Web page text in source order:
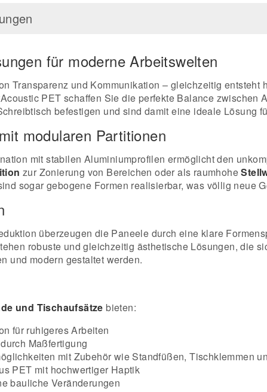
für moderne Arbeitswelten
Transparenz und Kommunikation – gleichzeitig
PET schaffen Sie die perfekte Balance
befestigen und sind damit eine ideale Lösung
modularen Partitionen
mit stabilen Aluminiumprofilen ermöglicht den
zur Zonierung von Bereichen oder als raumhohe
sogar gebogene Formen realisierbar, was völlig neue
überzeugen die Paneele durch eine klare
robuste und gleichzeitig ästhetische Lösungen, die
und modern gestaltet werden.
und Tischaufsätze bieten:
für ruhigeres Arbeiten
Maßfertigung
mit Zubehör wie Standfüßen, Tischklemmen
PET mit hochwertiger Haptik
bauliche Veränderungen